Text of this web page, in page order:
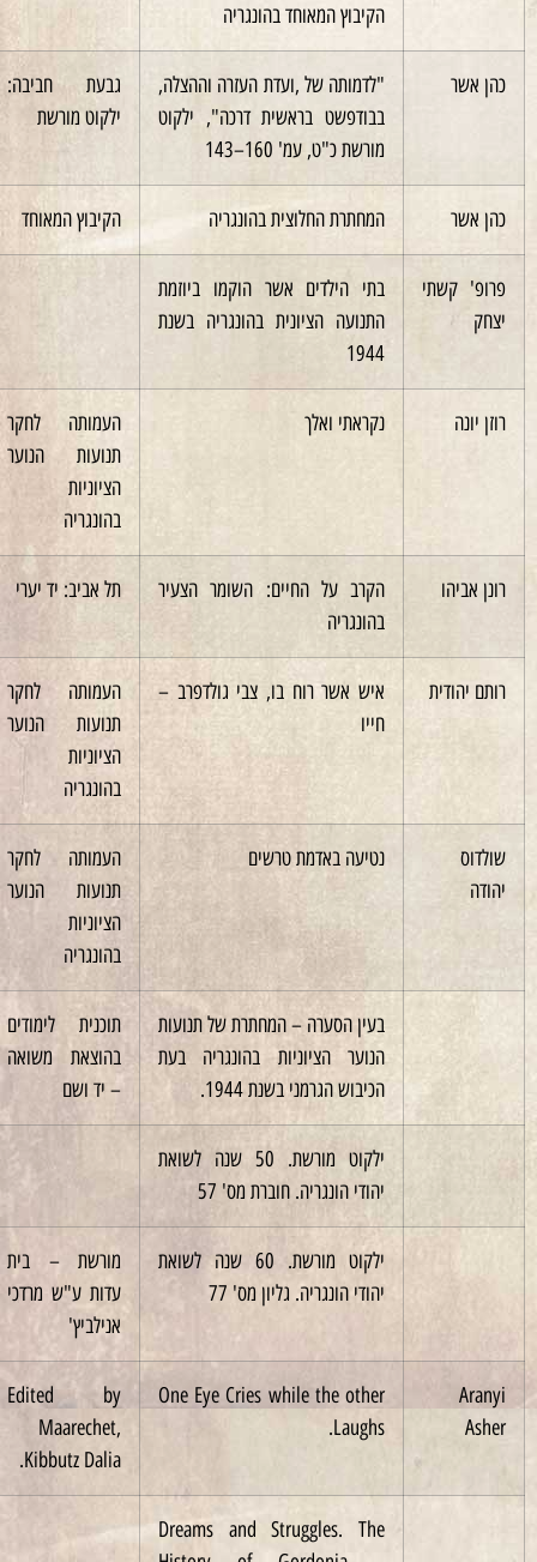
הקיבוץ המאוחד בהונגריה
"לדמותה של ,ועדת העזרה וההצלה,
בבודפשט בראשית דרכה", ילקוט
מורשת כ"ט, עמ' 160–143
גבעת חביבה:
ילקוט מורשת
1980
המחתרת החלוצית בהונגריה הקיבוץ המאוחד 1984
בתי הילדים אשר הוקמו ביוזמת
התנועה הציונית בהונגריה בשנת
2008
נקראתי ואלך
העמותה לחקר
תנועות הנוער
2002
הקרב על החיים: השומר הצעיר
תל אביב: יד יערי 1994
איש אשר רוח בו, צבי גולדפרב –
חייו
העמותה לחקר
תנועות הנוער
הציוניות
בהונגריה
2002
נטיעה באדמת טרשים
העמותה לחקר
תנועות הנוער
הציוניות
בהונגריה
2000
בעין הסערה – המחתרת של תנועות
הנוער הציוניות בהונגריה בעת
הכיבוש הגרמני בשנת 1944.
תוכנית לימודים
בהוצאת משואה
– יד ושם
2004
ילקוט מורשת. 50 שנה לשואת
יהודי הונגריה. חוברת מס' 57
ילקוט מורשת. 60 שנה לשואת
יהודי הונגריה. גליון מס' 77
מורשת – בית
עדות ע"ש מרדכי
2004
One Eye Cries while the other
Laughs.
Edited by
Kibbutz Dalia.
Dreams and Struggles. The